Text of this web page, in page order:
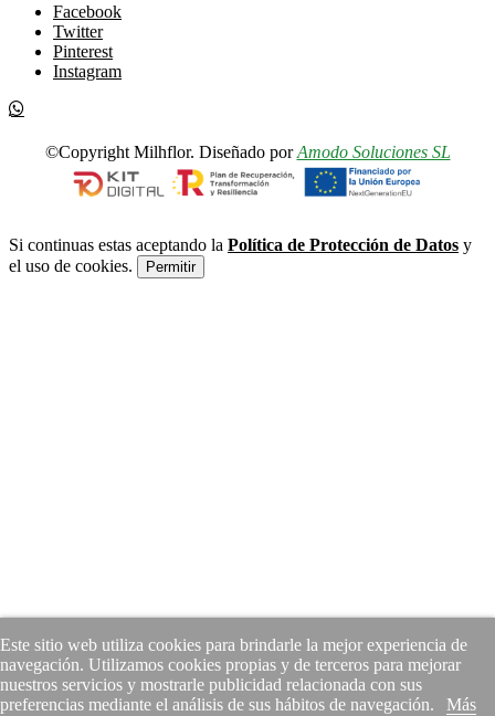
Este sitio web utiliza cookies para brindarle la mejor experiencia de
navegación. Utilizamos cookies propias y de terceros para mejorar
nuestros servicios y mostrarle publicidad relacionada con sus
preferencias mediante el análisis de sus hábitos de navegación.
Más
Facebook
Twitter
Pinterest
Instagram
©Copyright Milhflor. Diseñado porAmodo Soluciones SL
Si continuas estas aceptando la Política de Protección de Datos y
el uso de cookies.
Permitir